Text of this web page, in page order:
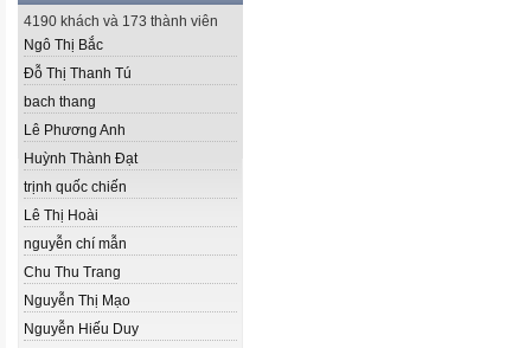
4190 khách và 173 thành viên
Ngô Thị Bắc
Đỗ Thị Thanh Tú
bach thang
Lê Phương Anh
Huỳnh Thành Đạt
trịnh quốc chiến
Lê Thị Hoài
nguyễn chí mẫn
Chu Thu Trang
Nguyễn Thị Mạo
Nguyễn Hiếu Duy